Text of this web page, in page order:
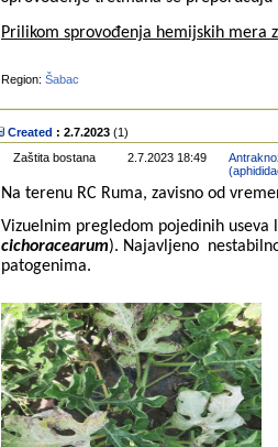
Prilikom sprovođenja hemijskih
Region: Šabac
Created : 2.7.2023 ‎(1)
Zaštita bostana
2.7.2023 18:49
Na terenu RC Ruma, zavisno od
Vizuelnim pregledom pojedinih
cichoracearum). Najavljeno
patogenima.